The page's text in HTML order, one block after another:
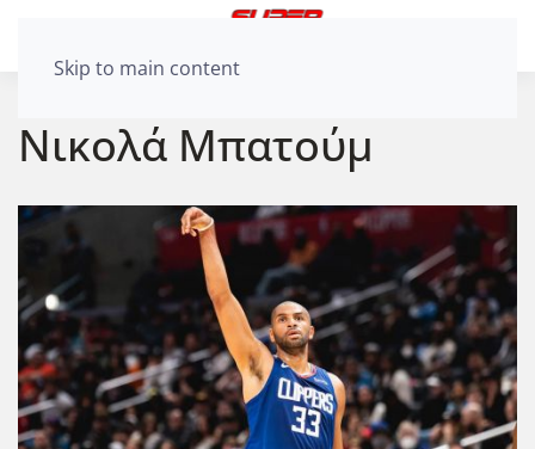
Skip to main content
Νικολά Μπατούμ